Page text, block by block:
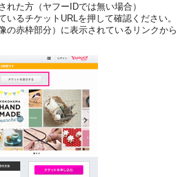
れた方（ヤフーIDでは無い場合）
いるチケットURLを押して確認ください。
の赤枠部分）に表示されているリンクから